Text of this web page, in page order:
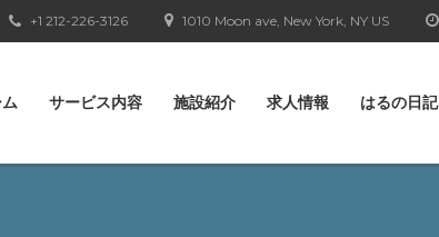
1010 Moon ave, New York, NY US
+1 212-226-3126
サービス内容 施設紹介 求人情報 はるの日記